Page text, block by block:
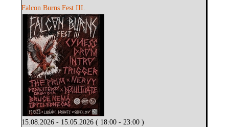
Falcon Burns Fest III.
15.08.2026 - 15.05.2026 ( 18:00 - 23:00 )